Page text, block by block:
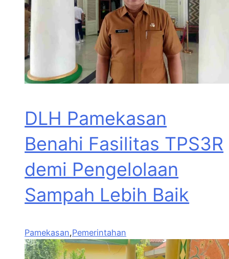
DLH Pamekasan
Benahi Fasilitas TPS3R
demi Pengelolaan
Sampah Lebih Baik
Pamekasan,Pemerintahan